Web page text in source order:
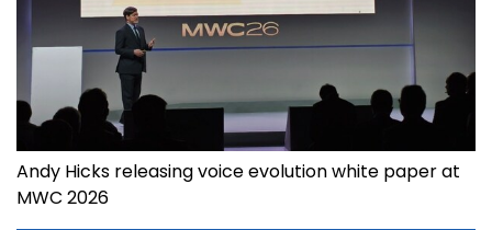
Andy Hicks releasing voice evolution white paper at
MWC 2026